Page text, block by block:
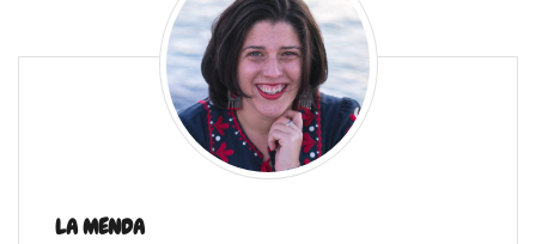
LA MENDA